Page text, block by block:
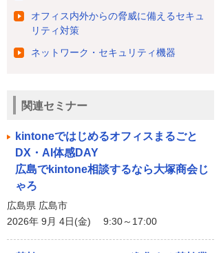
オフィス内外からの脅威に備えるセキュ
リティ対策
ネットワーク・セキュリティ機器
関連セミナー
kintoneではじめるオフィスまるごと
DX・AI体感DAY
広島でkintone相談するなら大塚商会じ
ゃろ
広島県 広島市
2026年 9月 4日(金) 9:30～17:00